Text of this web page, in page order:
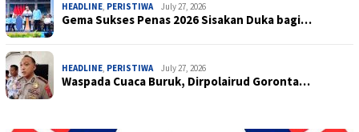
HEADLINE, PERISTIWA July 27, 2026
Gema Sukses Penas 2026 Sisakan Duka bagi…
HEADLINE, PERISTIWA July 27, 2026
Waspada Cuaca Buruk, Dirpolairud Goronta…